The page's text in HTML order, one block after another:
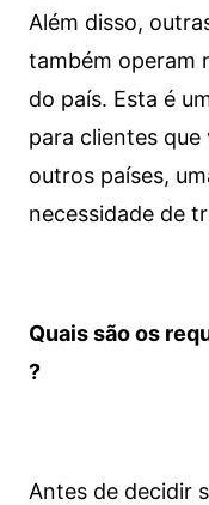
Além disso,
também operam
do país. Esta é
para clientes
outros países,
necessidade de
Quais são os
?
Antes de decidir